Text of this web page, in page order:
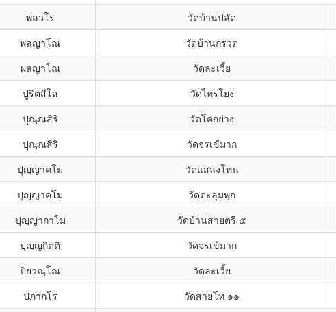
พลวโร วัดบ้านปลัด
พลญาโณ วัดบ้านกรวด
ผลญาโณ วัดละเวี้ย
ปูริตสีโล วัดไทรโยง
ปุณฺณสิริ วัดโคกย่าง
ปุณฺณสิริ วัดจรเข้มาก
ปุญฺญาคโม วัดแสลงโทน
ปุญฺญาคโม วัดตะลุมพุก
ปุญฺญากาโม วัดบ้านสายตรี ๕
ปุญฺญกิตฺติ วัดจรเข้มาก
ปิยวณฺโณ วัดละเวี้ย
ปภากโร วัดสายโท ๑๑